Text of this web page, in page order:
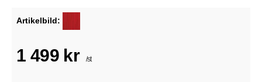
Artikelbild:
1 499 kr /st